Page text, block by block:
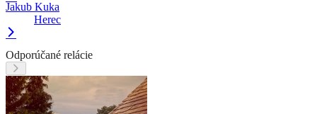
Jakub Kuka
Herec
Odporúčané relácie